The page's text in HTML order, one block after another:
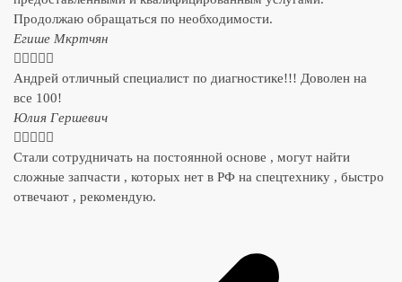
Продолжаю обращаться по необходимости.
​Егише Мкртчян
    
Андрей отличный специалист по диагностике!!! Доволен на
все 100!
​Юлия Гершевич
    
Стали сотрудничать на постоянной основе , могут найти
сложные запчасти , которых нет в РФ на спецтехнику , быстро
отвечают , рекомендую.